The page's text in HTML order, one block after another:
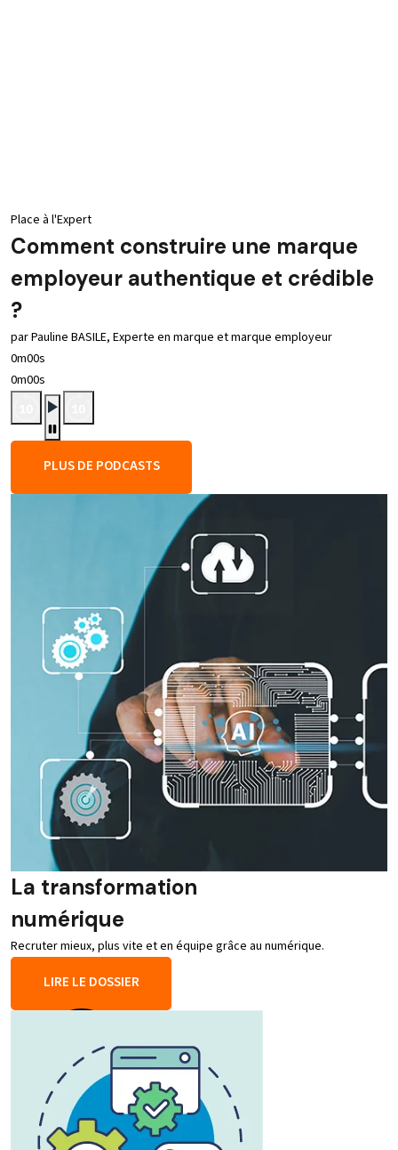
Place à l'Expert
Comment construire une marque
employeur authentique et crédible
?
par Pauline BASILE, Experte en marque et marque employeur
0m00s
0m00s
PLUS DE PODCASTS
La transformation
numérique
Recruter mieux, plus vite et en équipe grâce au numérique.
LIRE LE DOSSIER